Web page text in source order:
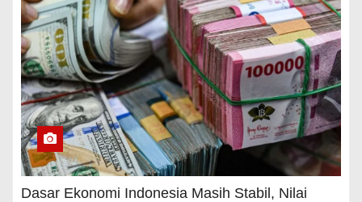
Dasar Ekonomi Indonesia Masih Stabil, Nilai